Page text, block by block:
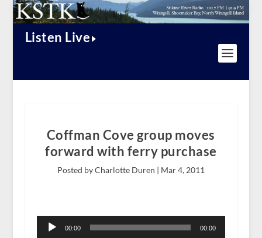
Listen Live
Coffman Cove group moves
forward with ferry purchase
Posted by Charlotte Duren | Mar 4, 2011
Player
00:00 00:00